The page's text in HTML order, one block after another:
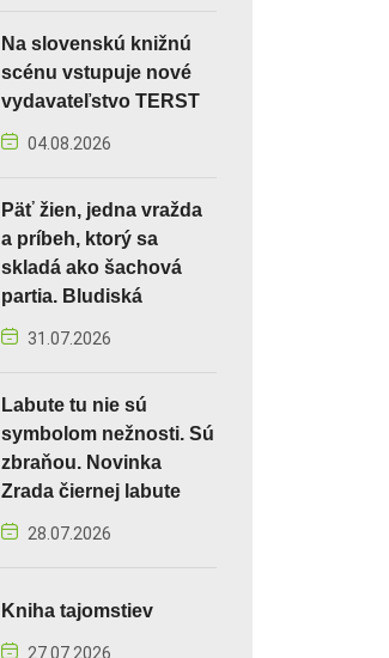
Na slovenskú knižnú
scénu vstupuje nové
vydavateľstvo TERST
04.08.2026
Päť žien, jedna vražda
a príbeh, ktorý sa
skladá ako šachová
partia. Bludiská
31.07.2026
Labute tu nie sú
symbolom nežnosti. Sú
zbraňou. Novinka
Zrada čiernej labute
28.07.2026
Kniha tajomstiev
27.07.2026